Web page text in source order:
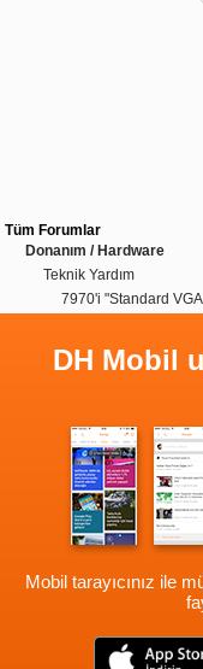
Tüm Forumlar
Donanım / Hardware
Teknik Yardım
7970'i "Standard
DH Mobil
Mobil tarayıcınız ile